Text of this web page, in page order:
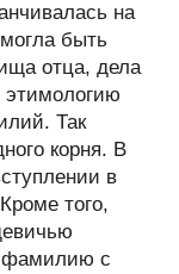
на
быть
отца, дела
Так
корня. В
в
того,
фамилию с